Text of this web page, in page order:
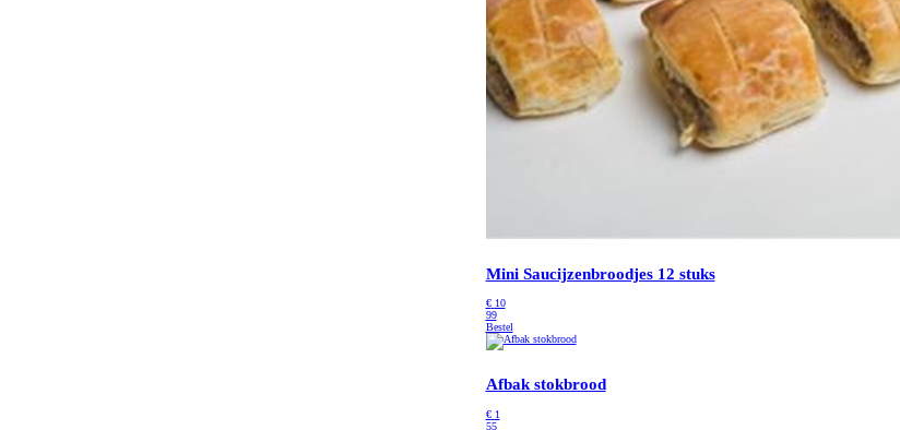
Mini Saucijzenbroodjes 12 stuks
€ 10
99
Bestel
Afbak stokbrood
€ 1
55